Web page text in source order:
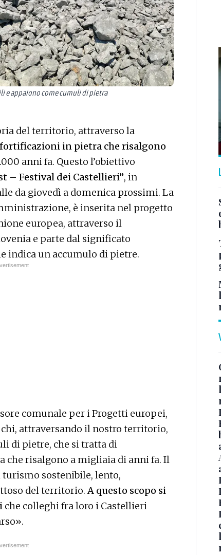
e appaiono come cumuli di pietra
del territorio, attraverso la
in pietra che risalgono
anni fa. Questo l’obiettivo
– Festival dei Castellieri”, in
da giovedì a domenica prossimi. La
è inserita nel progetto
europea, attraverso il
e parte dal significato
indica un accumulo di pietre.
comunale per i Progetti europei,
chi, attraversando il nostro territorio,
di pietre, che si tratta di
risalgono a migliaia di anni fa. Il
sostenibile, lento,
del territorio.A questo scopo si
che colleghi fra loro i Castellieri